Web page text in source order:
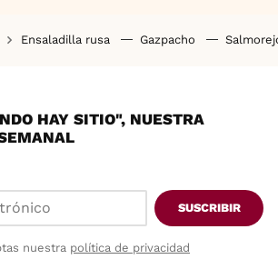
Ensaladilla rusa Gazpacho
HAY SITIO", NUESTRA
SUSCRIBIR
nuestra política de privacidad